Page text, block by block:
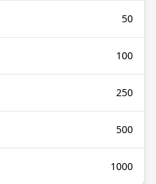
50
100
250
500
1000